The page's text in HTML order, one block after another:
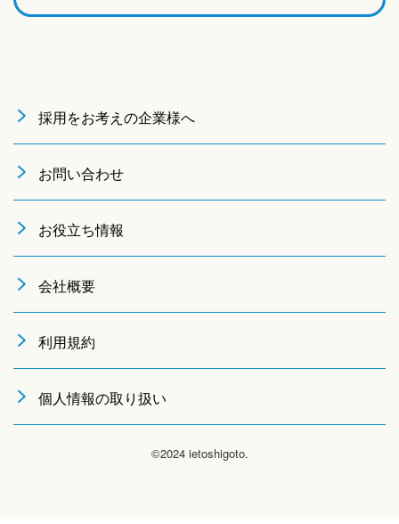
採用をお考えの企業様へ
お問い合わせ
お役立ち情報
会社概要
利用規約
個人情報の取り扱い
©2024 ietoshigoto.